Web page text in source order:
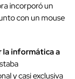
incorporó un
con un mouse
la informática a
y casi exclusiva